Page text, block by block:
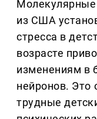
Молекулярные
из США
стресса в
возрасте
изменениям в
нейронов. Это
трудные